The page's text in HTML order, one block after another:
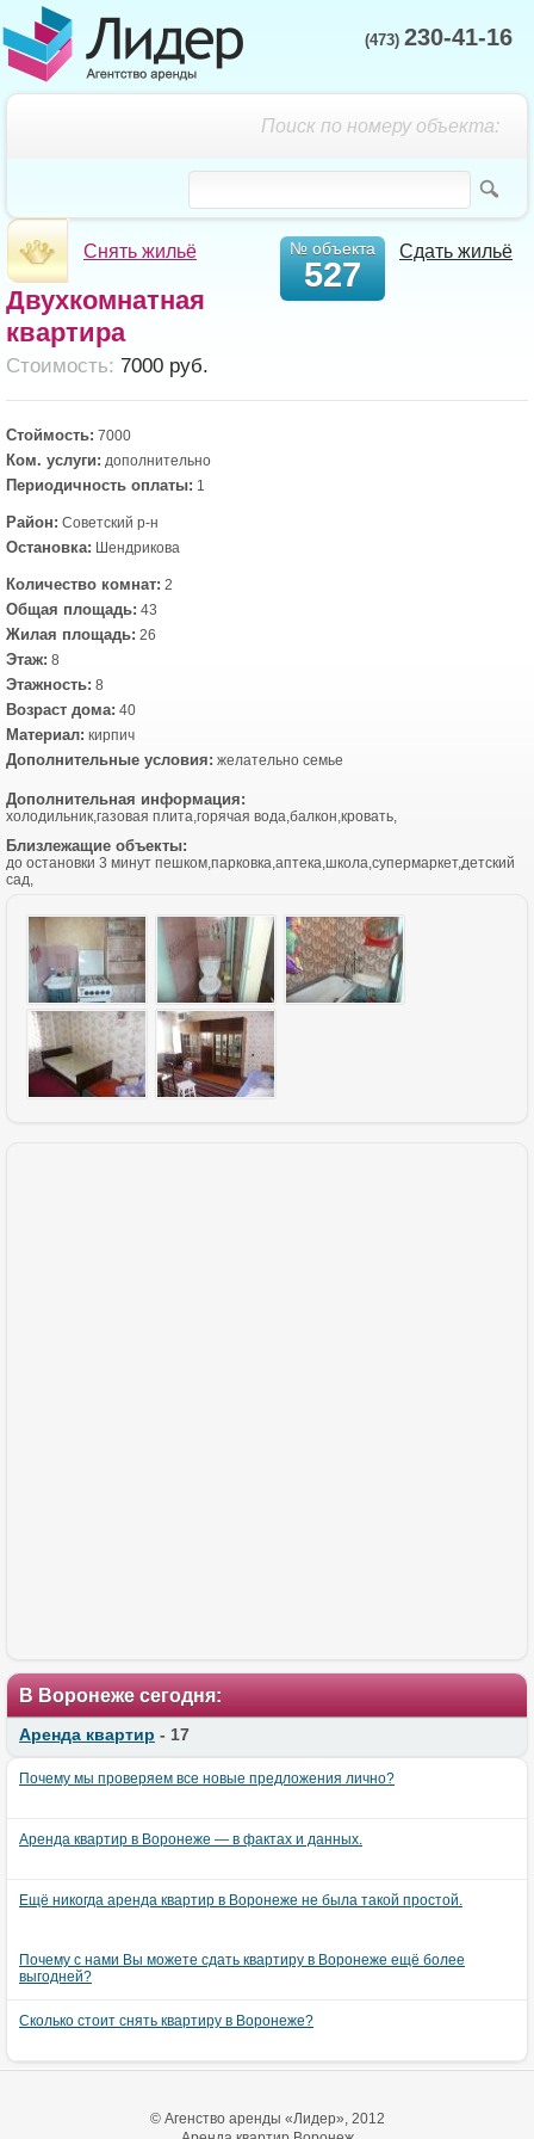
(473) 230-41-16
Поиск по номеру объекта:
Снять жильё Сдать жильё
№ объекта
527
Двухкомнатная
квартира
Cтоимость: 7000 руб.
Стоймость: 7000
Ком. услуги: дополнительно
Периодичность оплаты: 1
Район: Советский р-н
Остановка: Шендрикова
Количество комнат: 2
Общая площадь: 43
Жилая площадь: 26
Этаж: 8
Этажность: 8
Возраст дома: 40
Материал: кирпич
Дополнительные условия: желательно семье
Дополнительная информация:
холодильник,газовая плита,горячая вода,балкон,кровать,
Близлежащие объекты:
до остановки 3 минут пешком,парковка,аптека,школа,супермаркет,детский
сад,
В Воронеже сегодня:
Аренда квартир - 17
Почему мы проверяем все новые предложения лично?
Аренда квартир в Воронеже — в фактах и данных.
Ещё никогда аренда квартир в Воронеже не была такой простой.
Почему с нами Вы можете сдать квартиру в Воронеже ещё более
выгодней?
Сколько стоит снять квартиру в Воронеже?
© Агенство аренды «Лидер», 2012